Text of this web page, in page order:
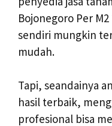
Bojonegoro Per
sendiri mungkin
mudah.
Tapi, seandainya
hasil terbaik,
profesional bisa